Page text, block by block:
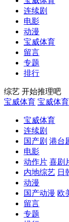
连续剧
电影
动漫
宝威体育
留言
专题
排行
综艺 开始推理吧
宝威体育 宝威体育
宝威体育
连续剧
国产剧 港台
电影
动作片 喜剧
内地综艺 日
动漫
国产动漫 欧
留言
专题